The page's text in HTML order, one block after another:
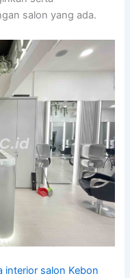
salon yang ada.
interior salon Kebon